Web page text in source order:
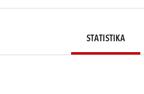
STATISTIKA